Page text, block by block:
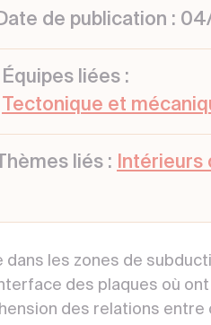
de publication :
Équipes liées :
Tectonique et
Thèmes liés : Intérieurs
dans les zones de
des plaques où
des relations